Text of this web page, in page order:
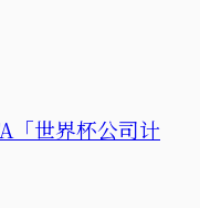
「世界杯公司计